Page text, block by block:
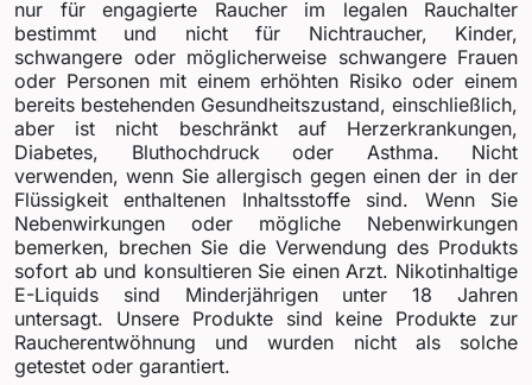
nur für engagierte Raucher im legalen Rauchalter
bestimmt und nicht für Nichtraucher, Kinder,
schwangere oder möglicherweise schwangere Frauen
oder Personen mit einem erhöhten Risiko oder einem
bereits bestehenden Gesundheitszustand, einschließlich,
aber ist nicht beschränkt auf Herzerkrankungen,
Diabetes, Bluthochdruck oder Asthma. Nicht
verwenden, wenn Sie allergisch gegen einen der in der
Flüssigkeit enthaltenen Inhaltsstoffe sind. Wenn Sie
Nebenwirkungen oder mögliche Nebenwirkungen
bemerken, brechen Sie die Verwendung des Produkts
sofort ab und konsultieren Sie einen Arzt. Nikotinhaltige
E-Liquids sind Minderjährigen unter 18 Jahren
untersagt. Unsere Produkte sind keine Produkte zur
Raucherentwöhnung und wurden nicht als solche
getestet oder garantiert.